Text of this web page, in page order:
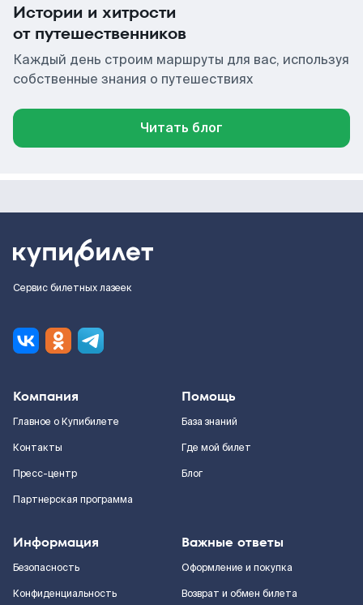
Истории и хитрости
от путешественников
Каждый день строим маршруты для вас, используя
собственные знания о путешествиях
Читать блог
Сервис билетных лазеек
Компания
Главное о Купибилете
Контакты
Пресс-центр
Партнерская программа
Помощь
База знаний
Где мой билет
Блог
Информация
Безопасность
Конфиденциальность
Важные ответы
Оформление и покупка
Возврат и обмен билета